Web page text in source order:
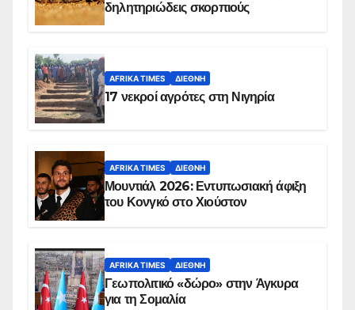
δηλητηριώδεις σκορπιούς
AFRIKA TIMES ΔΙΕΘΝΉ
17 νεκροί αγρότες στη Νιγηρία
AFRIKA TIMES ΔΙΕΘΝΉ
Μουντιάλ 2026: Εντυπωσιακή άφιξη
του Κονγκό στο Χιούστον
AFRIKA TIMES ΔΙΕΘΝΉ
Γεωπολιτικό «δώρο» στην Άγκυρα
για τη Σομαλία